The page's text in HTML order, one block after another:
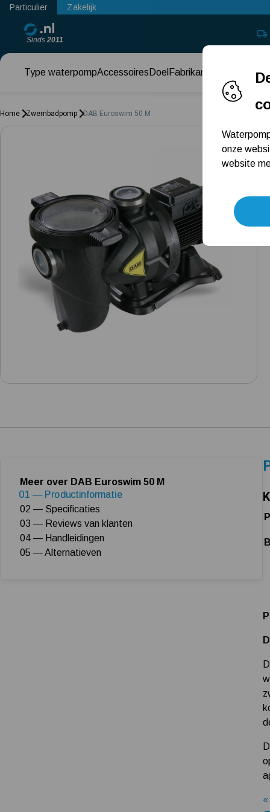
Particulier Zakelijk
Sinds 2011
Type waterpompAccessoires Doel Fabrikant
Home Zwembadpomp DAB Euroswim 50 M
Meer over DAB Euroswim 50 M
01 — Productinformatie
02 — Specificaties
03 — Reviews van klanten
04 — Handleidingen
05 — Alternatieven
onze
website